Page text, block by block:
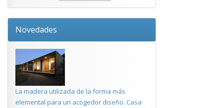
Novedades
La madera utilizada de la forma más
elemental para un acogedor diseño. Casa